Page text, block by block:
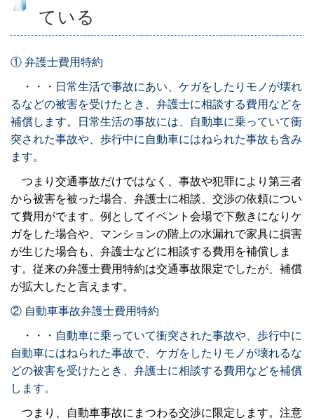
ている
① 弁護士費用特約
・・・日常生活で事故にあい、ケガをしたりモノが壊れ
るなどの被害を受けたとき、弁護士に相談する費用などを
補償します。日常生活の事故には、自動車に乗っていて衝
突された事故や、歩行中に自動車にはねられた事故も含み
ます。
つまり交通事故だけではなく、事故や犯罪により第三者
から被害を被った場合、弁護士に相談、交渉の依頼につい
て費用がでます。例としてイベント会場で下敷きになりケ
ガをした場合や、マンションの階上の水漏れで家具に損害
が生じた場合も、弁護士などに相談する費用を補償しま
す。従来の弁護士費用特約は交通事故限定でしたが、補償
が拡大したと言えます。
② 自動車事故弁護士費用特約
・・・自動車に乗っていて衝突された事故や、歩行中に
自動車にはねられた事故で、ケガをしたりモノが壊れるな
どの被害を受けたとき、弁護士に相談する費用などを補償
します。
つまり、自動車事故にまつわる交渉に限定します。注意